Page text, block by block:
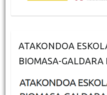
ATAKONDOA
BIOMASA-